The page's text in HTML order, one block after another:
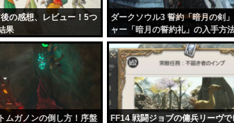
の感想、レビュー！5つ
果
ダークソウル3 誓約「暗月の剣
ャー「暗月の誓約礼」の入手方
ムガノンの倒し方！序盤
FF14 戦闘ジョブの傭兵リーヴ